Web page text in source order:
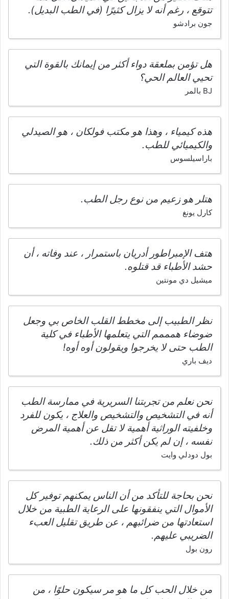
تتوقع ، رغم أنه لا يزال كثيرًا (في الطب البديل).
جون برادشو
هل تؤمن بملعقة دواء أكثر من إيمانك بالقوة التي
تحيي العالم الحي؟
BJ بالمر
هذه كيمياء ، وهذا هو مكتب فولكان ، هو الصيدلي
والكيميائي للطب.
باراسيلسوس
هتلر هو زعيم من نوع رجل الطب.
كارل يونغ
هتف الإمبراطور أدريان باستمرار ، عند وفاته ، أن
حشد الأطباء قد قتلوه.
ميشيل دي مونتين
نظر الطبيب إلى مخطط القلب الخاص بي وجعل
ضوضاء همممم التي يتعلمها الأطباء في كلية
الطب حتى لا يخرجوا ويقولون أوه أوه!
ديف باري
نحن نعلم من تجربتنا السريرية في ممارسة الطب
أنه في التشخيص والتشخيص والعلاج ، يكون للفرد
وخلفيته الوراثية أهمية لا تقل عن أهمية المرض
نفسه ، إن لم يكن أكثر من ذلك.
بول دودلي وايت
نحن بحاجة للتأكد من أن الناس يمكنهم توفير كل
الأموال التي ينفقونها على الرعاية الطبية من خلال
استعادتها من ضرائبهم ، عن طريق تقليل العبء
الضريبي عليهم.
رون بول
من خلال الحب كل ما هو مر سيكون حلوًا ، من